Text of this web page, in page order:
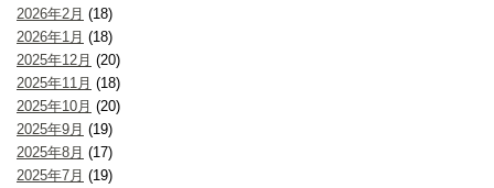
2026年2月 (18)
2026年1月 (18)
2025年12月 (20)
2025年11月 (18)
2025年10月 (20)
2025年9月 (19)
2025年8月 (17)
2025年7月 (19)